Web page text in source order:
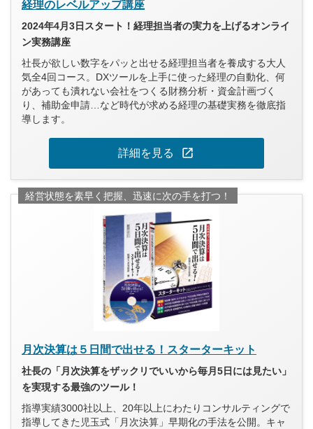
経理のレベルアップ講座
2024年4月3日スタート！経理担当者の実力を上げるオンライ
ン実務講座
社長が欲しい数字をパッと出せる経理担当者を養成する大人
気全4回コース。DXツールを上手に使った経理の自動化、何
があっても潰れない会社をつくる財務分析・資金計画づく
り、補助金申請…など時代が求める経理の基礎実務を徹底指
導します。
詳細を見る open_in_new
経営状態を素早く把握、迅速に次の手を打つ！
月次決算は５日間で出せる！スターターキット
社長の「月次決算をザックリでいいから毎月5日には見たい」
を実現する最強のツール！
指導実績3000社以上、20年以上にわたりコンサルティングで
指導してきた児玉式「月次決算」早期化の手法を公開。キャ